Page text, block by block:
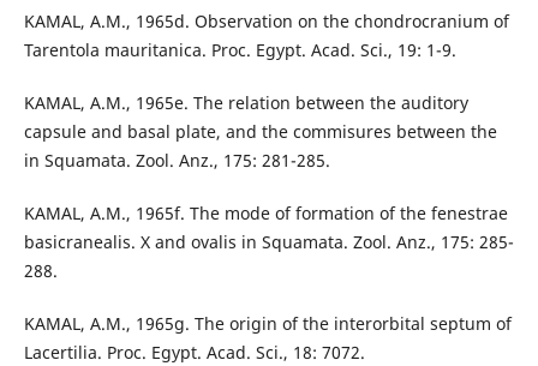
KAMAL, A.M., 1965d. Observation on the chondrocranium of
Tarentola mauritanica. Proc. Egypt. Acad. Sci., 19: 1-9.
KAMAL, A.M., 1965e. The relation between the auditory
capsule and basal plate, and the commisures between the
in Squamata. Zool. Anz., 175: 281-285.
KAMAL, A.M., 1965f. The mode of formation of the fenestrae
basicranealis. X and ovalis in Squamata. Zool. Anz., 175: 285-
288.
KAMAL, A.M., 1965g. The origin of the interorbital septum of
Lacertilia. Proc. Egypt. Acad. Sci., 18: 7072.